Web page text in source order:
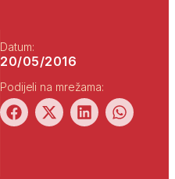
Datum:
20/05/2016
Podijeli na mrežama: